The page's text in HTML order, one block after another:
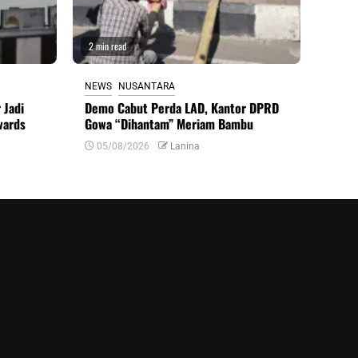
2 min read
NEWS NUSANTARA
Demo Cabut Perda LAD, Kantor DPRD
Gowa “Dihantam” Meriam Bambu
05/08/2026 Lanina